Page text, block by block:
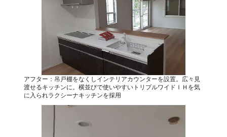
アフター：吊戸棚をなくしインテリアカウンターを設置。広々見
渡せるキッチンに。横並びで使いやすいトリプルワイドＩＨを気
に入られラクシーナキッチンを採用